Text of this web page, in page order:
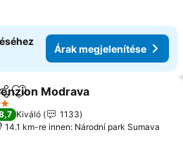
Árak megjelenítése
Hozzáadás a kedvencekhez
Modrava
Kiváló
1133
14.1 km-re innen: Národní park Sumava